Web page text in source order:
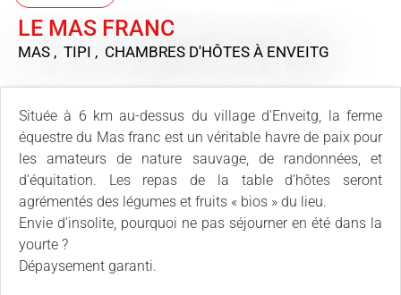
LE MAS FRANC
MAS , TIPI , CHAMBRES D'HÔTES À ENVEITG
Située à 6 km au-dessus du village d'Enveitg, la ferme
équestre du Mas franc est un véritable havre de paix pour
les amateurs de nature sauvage, de randonnées, et
d'équitation. Les repas de la table d’hôtes seront
agrémentés des légumes et fruits « bios » du lieu.
Envie d’insolite, pourquoi ne pas séjourner en été dans la
yourte ?
Dépaysement garanti.